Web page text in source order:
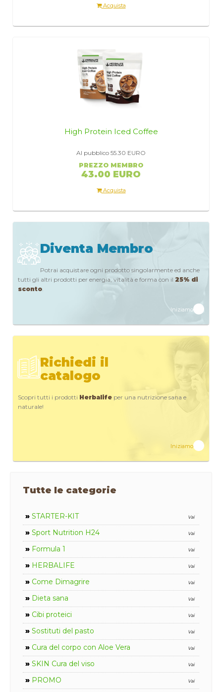
Acquista
High Protein Iced Coffee
Al pubblico 55.30 EURO
PREZZO MEMBRO
43.00 EURO
Acquista
Diventa Membro
Potrai acquistare ogni prodotto singolarmente ed anche
tutti gli altri prodotti per energia, vitalità e forma con il 25% di
sconto.
Iniziamo
Richiedi il
catalogo
Scopri tutti i prodotti Herbalife per una nutrizione sana e
naturale!
Iniziamo
Tutte le categorie
» STARTER-KIT Vai
» Sport Nutrition H24 Vai
» Formula 1 Vai
» HERBALIFE Vai
» Come Dimagrire Vai
» Dieta sana Vai
» Cibi proteici Vai
» Sostituti del pasto Vai
» Cura del corpo con Aloe Vera Vai
» SKIN Cura del viso Vai
» PROMO Vai